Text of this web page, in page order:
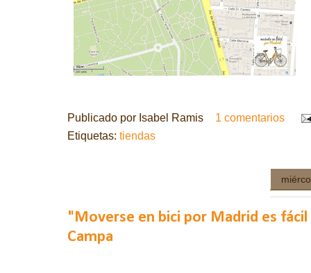
Publicado por Isabel Ramis
1 comentarios
Etiquetas: tiendas
"Moverse en bici por Madrid es
Campa